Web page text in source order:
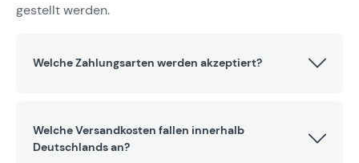
gestellt werden.
Welche Zahlungsarten werden akzeptiert?
Welche Versandkosten fallen innerhalb
Deutschlands an?